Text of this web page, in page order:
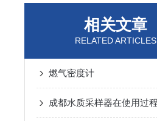
相关文章
RELATED ARTICLES
燃气密度计